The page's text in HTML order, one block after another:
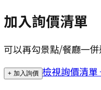
加入詢價清單
可以再勾景點/餐廳一
+ 加入詢價 檢視詢價清